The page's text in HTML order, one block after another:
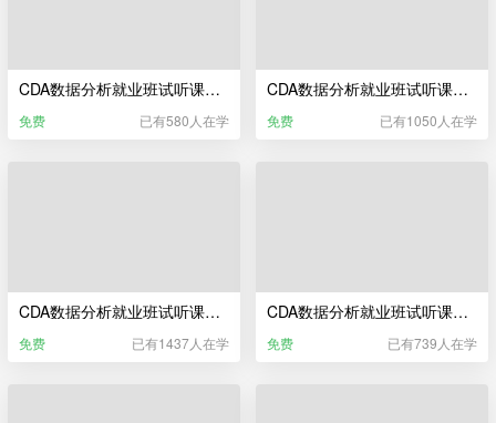
CDA数据分析就业班试听课——CDA数据分析师教研服务
免费 已有580人在学
CDA数据分析就业班试听课——Python编程基础与数据清洗
免费 已有1050人在学
CDA数据分析就业班试听课——Python统计分析
免费 已有1437人在学
CDA数据分析就业班试听课——CDA数据分析师职业发展服务
免费 已有739人在学